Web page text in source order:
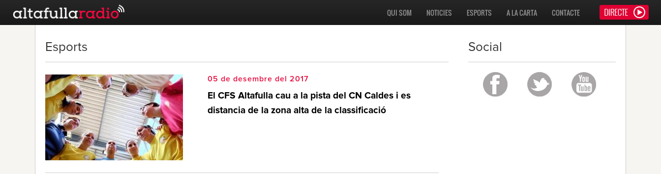
CONTACTE
A LA CARTA
ESPORTS
NOTICIES
QUI SOM
Esports
05 de desembre del 2017
El CFS Altafulla cau a la pista del CN Caldes i es
distancia de la zona alta de la classificació
Social